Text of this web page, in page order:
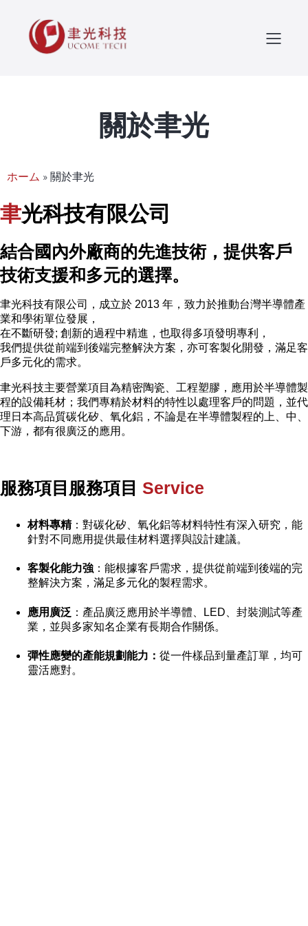
關於聿光
ホーム » 關於聿光
聿光科技有限公司
結合國內外廠商的先進技術，提供客戶
技術支援和多元的選擇。
聿光科技有限公司，成立於 2013 年，致力於推動台灣半導體產
業和學術單位發展，
在不斷研發; 創新的過程中精進，也取得多項發明專利，
我們提供從前端到後端完整解決方案，亦可客製化開發，滿足客
戶多元化的需求。
聿光科技主要營業項目為精密陶瓷、工程塑膠，應用於半導體製
程的設備耗材；我們專精於材料的特性以處理客戶的問題，並代
理日本高品質碳化矽、氧化鋁，不論是在半導體製程的上、中、
下游，都有很廣泛的應用。
服務項目服務項目 Service
材料專精：對碳化矽、氧化鋁等材料特性有深入研究，能
針對不同應用提供最佳材料選擇與設計建議。
客製化能力強 ：能根據客戶需求，提供從前端到後端的完
整解決方案，滿足多元化的製程需求。
應用廣泛 ：產品廣泛應用於半導體、LED、封裝測試等產
業，並與多家知名企業有長期合作關係。
彈性應變的產能規劃能力： 從一件樣品到量產訂單，均可
靈活應對。